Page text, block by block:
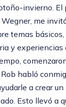
invierno. El
me
temas
y experiencias
Rob habló
a crear
Esto llevó a